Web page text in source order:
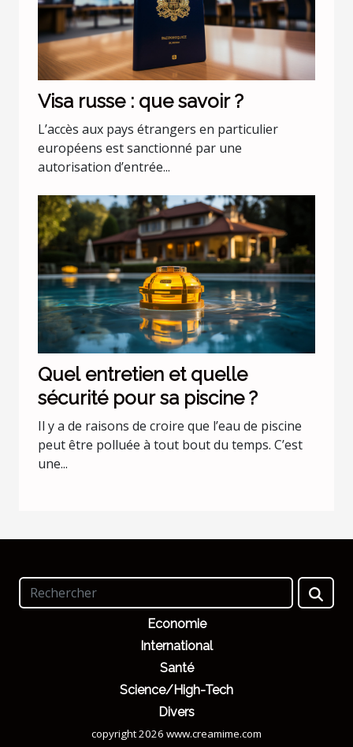
Visa russe : que savoir ?
L’accès aux pays étrangers en particulier
européens est sanctionné par une
autorisation d’entrée...
Quel entretien et quelle
sécurité pour sa piscine ?
Il y a de raisons de croire que l’eau de piscine
peut être polluée à tout bout du temps. C’est
une...
Economie
International
Santé
Science/High-Tech
Divers
copyright 2026 www.creamime.com